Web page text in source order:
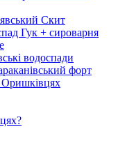
Скит
Гук + сироварня
водоспади
форт
Оришківцях